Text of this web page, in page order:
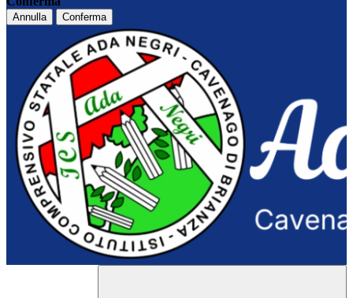
Annulla Conferma